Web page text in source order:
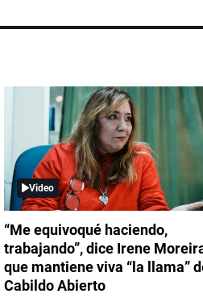
Video
“Me equivoqué haciendo,
trabajando”, dice Irene
que mantiene viva “la llama”
Cabildo Abierto